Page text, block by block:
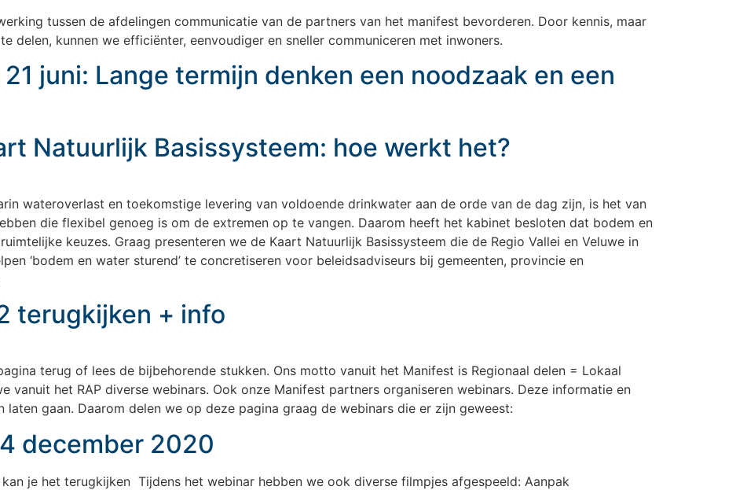
tussen de afdelingen communicatie van de partners van het manifest bevorderen. Door kennis, maar
delen, kunnen we efficiënter, eenvoudiger en sneller communiceren met inwoners.
juni: Lange termijn denken een noodzaak en een
Natuurlijk Basissysteem: hoe werkt het?
wateroverlast en toekomstige levering van voldoende drinkwater aan de orde van de dag zijn, is het van
die flexibel genoeg is om de extremen op te vangen. Daarom heeft het kabinet besloten dat bodem en
keuzes. Graag presenteren we de Kaart Natuurlijk Basissysteem die de Regio Vallei en Veluwe in
‘bodem en water sturend’ te concretiseren voor beleidsadviseurs bij gemeenten, provincie en
terugkijken + info
terug of lees de bijbehorende stukken. Ons motto vanuit het Manifest is Regionaal delen = Lokaal
vanuit het RAP diverse webinars. Ook onze Manifest partners organiseren webinars. Deze informatie en
gaan. Daarom delen we op deze pagina graag de webinars die er zijn geweest:
december 2020
je het terugkijken Tijdens het webinar hebben we ook diverse filmpjes afgespeeld: Aanpak